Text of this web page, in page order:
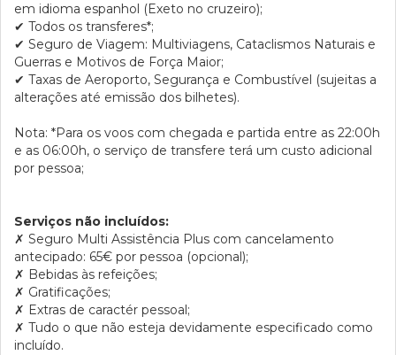
em idioma espanhol (Exeto no cruzeiro);
✔ Todos os transferes*;
✔ Seguro de Viagem: Multiviagens, Cataclismos Naturais e
Guerras e Motivos de Força Maior;
✔ Taxas de Aeroporto, Segurança e Combustível (sujeitas a
alterações até emissão dos bilhetes).
Nota: *Para os voos com chegada e partida entre as 22:00h
e as 06:00h, o serviço de transfere terá um custo adicional
por pessoa;
Serviços não incluídos:
✗ Seguro Multi Assistência Plus com cancelamento
antecipado: 65€ por pessoa (opcional);
✗ Bebidas às refeições;
✗ Gratificações;
✗ Extras de caractér pessoal;
✗ Tudo o que não esteja devidamente especificado como
incluído.